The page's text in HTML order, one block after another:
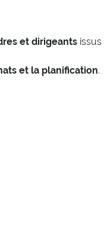
et dirigeants
et la planification.